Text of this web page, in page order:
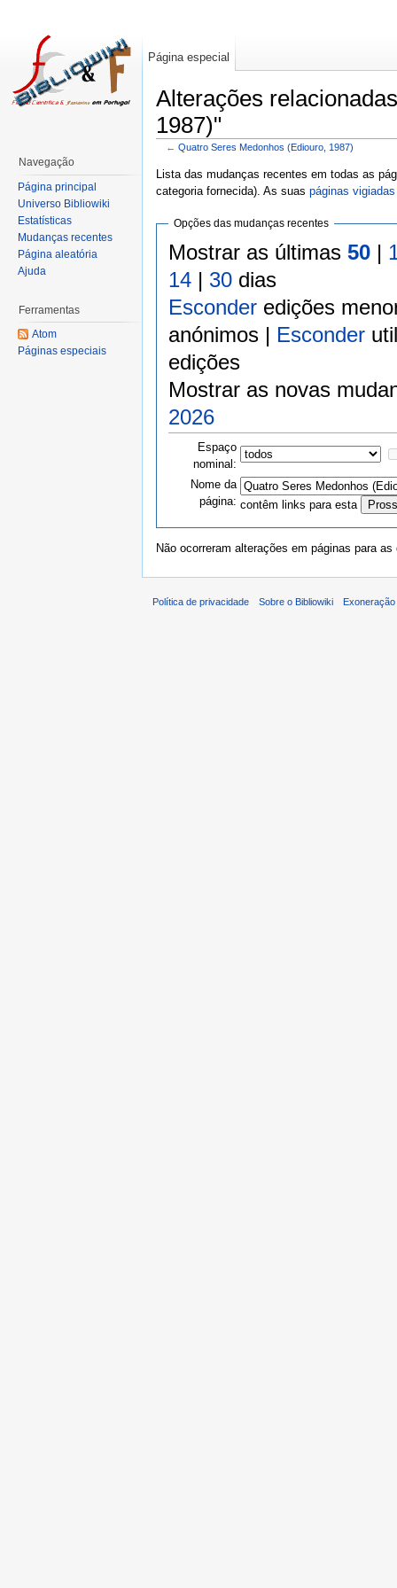
Alterações
1987)"
← Quatro Seres Medonhos (Ediouro, 1987)
Lista das mudanças recentes em todas as
categoria fornecida). As suas páginas vigiadas
Opções das mudanças recentes
Mostrar as últimas 50|
14| 30dias
Esconderedições
anónimos | Esconder
edições
Mostrar as novas
2026
Espaço
nominal:
Nome da
página: contêm links para esta
Não ocorreram alterações em páginas para
Página especial
Navegação
Página principal
Universo Bibliowiki
Estatísticas
Mudanças recentes
Página aleatória
Ajuda
Ferramentas
Atom
Páginas especiais
Política de privacidade Sobre o Bibliowiki